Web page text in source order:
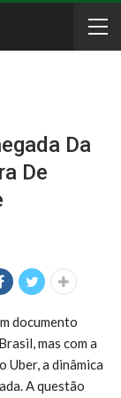
Da
De
documento
mas com a
Uber, a dinâmica
A questão